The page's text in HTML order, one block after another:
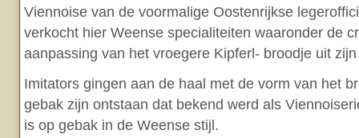
Viennoise van de voormalige Oostenrijkse
verkocht hier Weense specialiteiten waaronder de
aanpassing van het vroegere Kipferl- broodje uit
Imitators gingen aan de haal met de vorm van het
gebak zijn ontstaan dat bekend werd als
is op gebak in de Weense stijl.